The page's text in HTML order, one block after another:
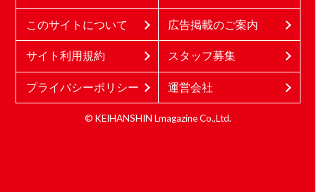
このサイトについて 広告掲載のご案内
サイト利用規約 スタッフ募集
プライバシーポリシー 運営会社
© KEIHANSHIN Lmagazine Co.,Ltd.